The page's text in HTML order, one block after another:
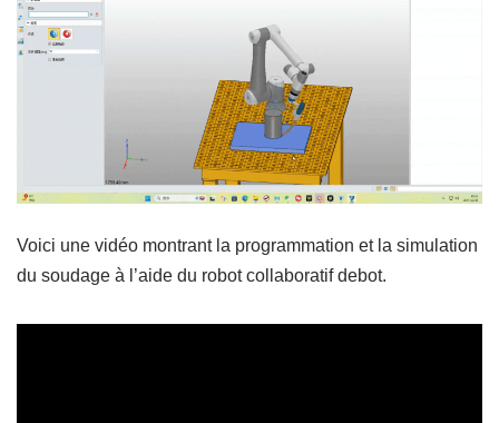
Voici une vidéo montrant la programmation et la simulation
du soudage à l’aide du robot collaboratif debot.